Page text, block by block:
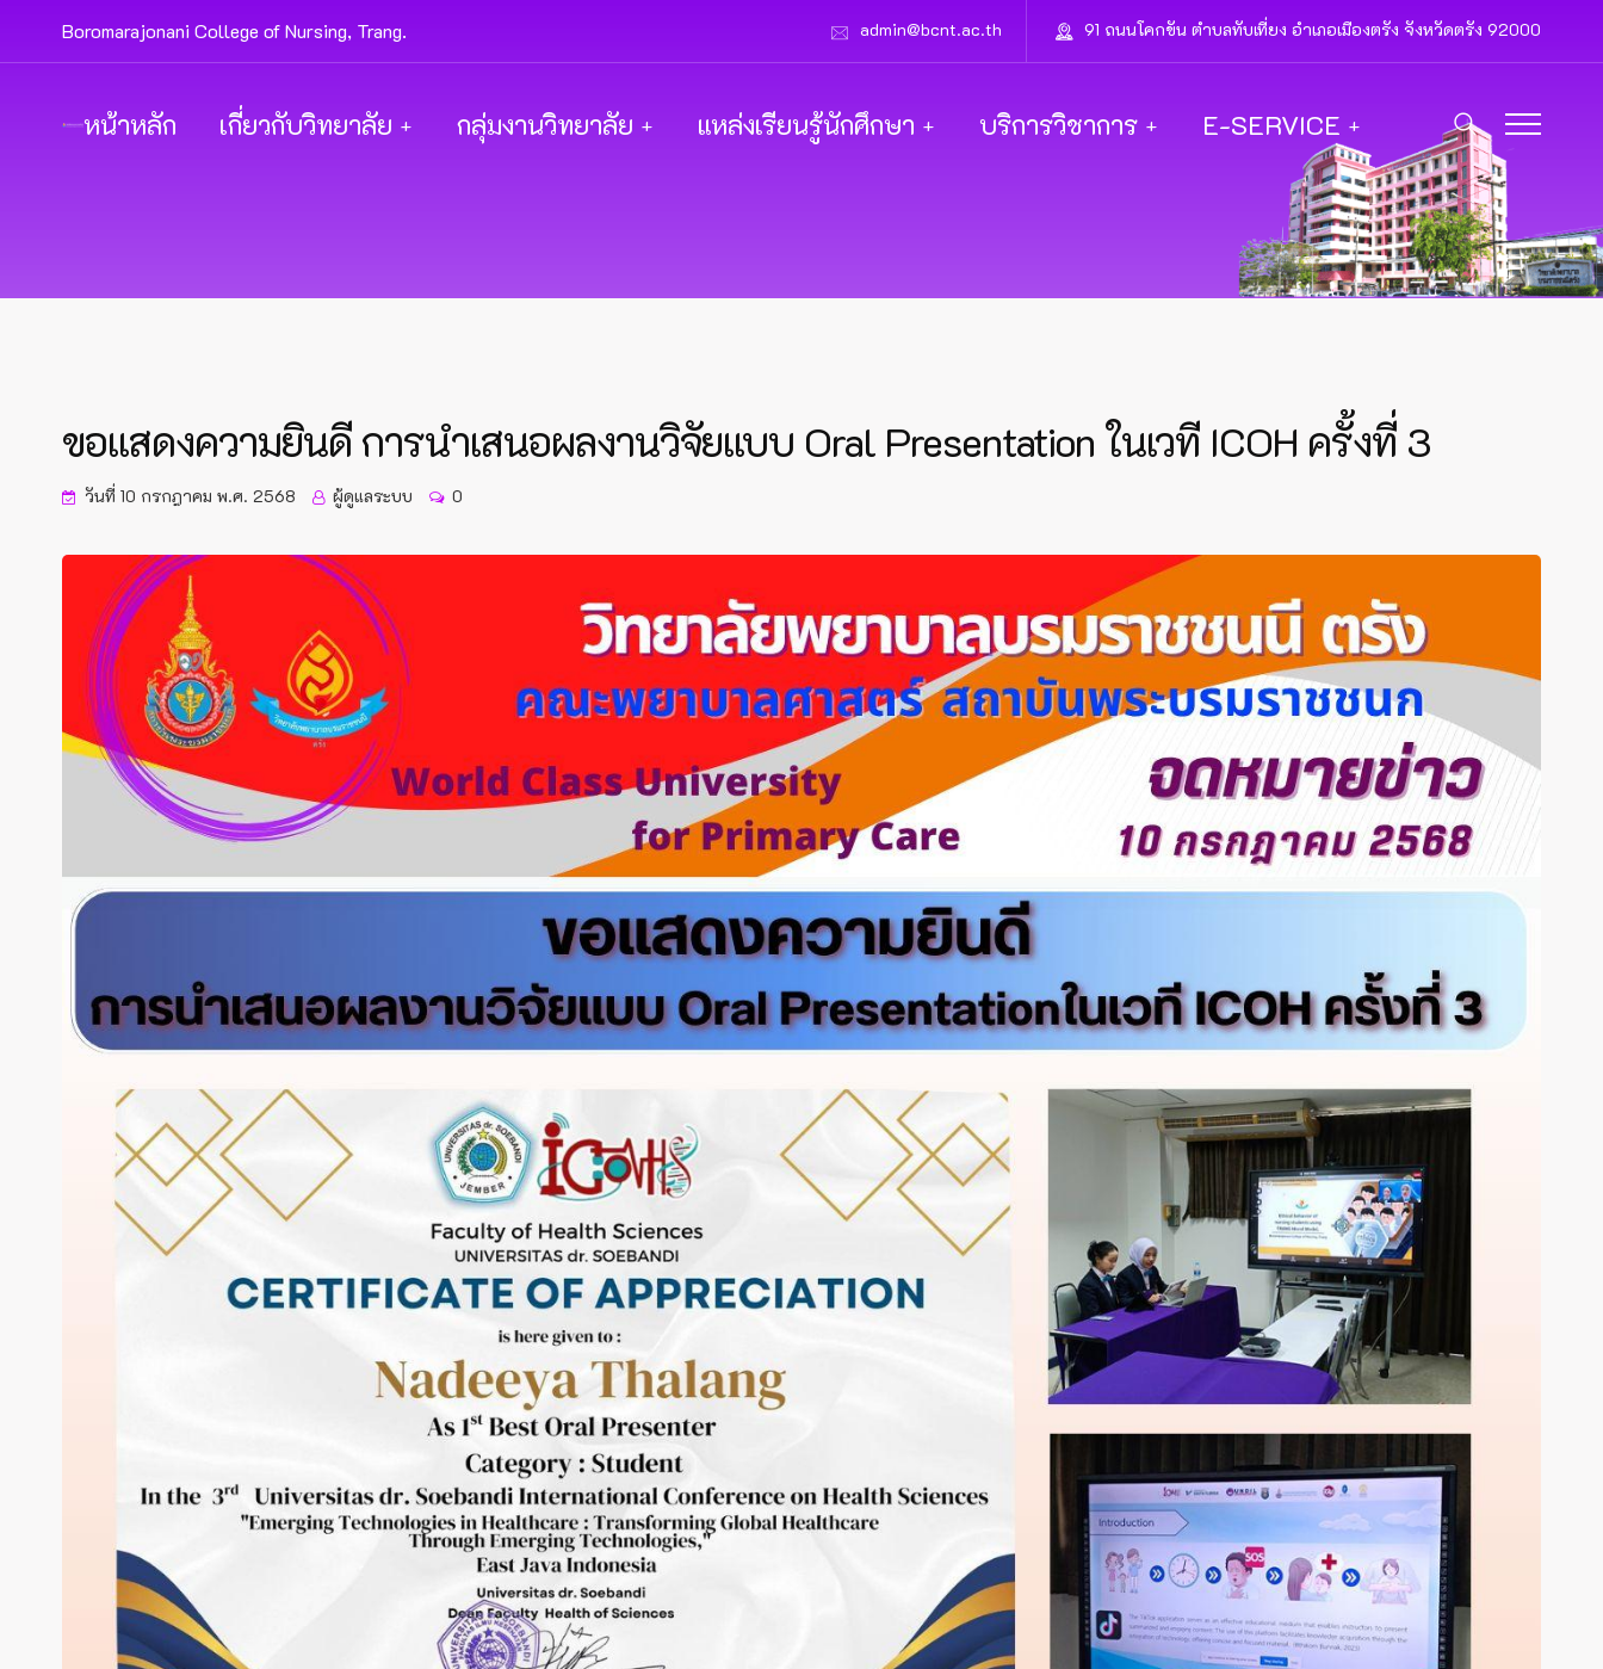
Boromarajonani College of Nursing, Trang. admin@bcnt.ac.th 91 ถนนโคกขัน ตำบลทับเที่ยง อำเภอเมืองตรัง จังหวัดตรัง 92000
หน้าหลัก เกี่ยวกับวิทยาลัย กลุ่มงานวิทยาลัย แหล่งเรียนรู้นักศึกษา บริการวิชาการ E-SERVICE
ขอแสดงความยินดี การนำเสนอผลงานวิจัยแบบ Oral Presentation ในเวที ICOH ครั้งที่ 3
วันที่ 10 กรกฎาคม พ.ศ. 2568 ผู้ดูแลระบบ 0